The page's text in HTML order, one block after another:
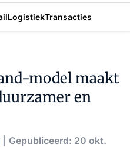
LogistiekTransacties
model maakt
en
Gepubliceerd: 20 okt.